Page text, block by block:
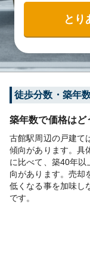
とり
徒歩分数・築年
築年数で価格はど
古館駅周辺の戸建て
傾向があります。具
に比べて、築40年
向があります。売却
低くなる事を加味し
です。